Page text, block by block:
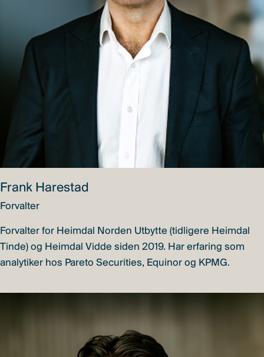
Frank Harestad
Forvalter
Forvalter for Heimdal Norden Utbytte (tidligere Heimdal
Tinde) og Heimdal Vidde siden 2019. Har erfaring som
analytiker hos Pareto Securities, Equinor og KPMG.